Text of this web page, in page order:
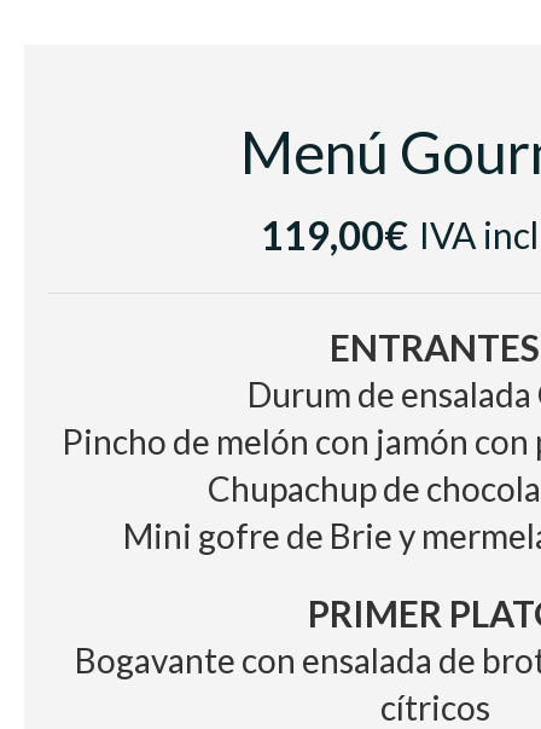
Vino Blanco Castell del Remei
Segre
Vino Tinto Lopez de
Menú
119,00€ IVA
ENTRANTES
Durum de ensalada
Pincho de melón con jamón con
Chupachup de
Mini gofre de Brie y
PRIMER
Bogavante con ensalada de
cítricos